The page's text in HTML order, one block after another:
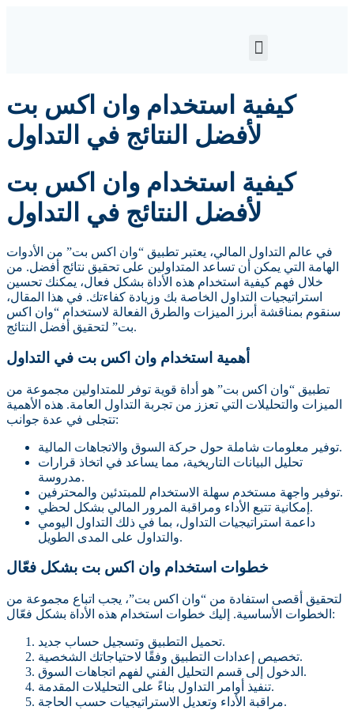
كيفية استخدام وان اكس بت
لأفضل النتائج في التداول
كيفية استخدام وان اكس بت
لأفضل النتائج في التداول
في عالم التداول المالي، يعتبر تطبيق “وان اكس بت” من الأدوات
الهامة التي يمكن أن تساعد المتداولين على تحقيق نتائج أفضل. من
خلال فهم كيفية استخدام هذه الأداة بشكل فعال، يمكنك تحسين
استراتيجيات التداول الخاصة بك وزيادة كفاءتك. في هذا المقال،
سنقوم بمناقشة أبرز الميزات والطرق الفعالة لاستخدام “وان اكس
بت” لتحقيق أفضل النتائج.
أهمية استخدام وان اكس بت في التداول
تطبيق “وان اكس بت” هو أداة قوية توفر للمتداولين مجموعة من
الميزات والتحليلات التي تعزز من تجربة التداول العامة. هذه الأهمية
تتجلى في عدة جوانب:
توفير معلومات شاملة حول حركة السوق والاتجاهات المالية.
تحليل البيانات التاريخية، مما يساعد في اتخاذ قرارات
مدروسة.
توفير واجهة مستخدم سهلة الاستخدام للمبتدئين والمحترفين.
إمكانية تتبع الأداء ومراقبة المرور المالي بشكل لحظي.
داعمة استراتيجيات التداول، بما في ذلك التداول اليومي
والتداول على المدى الطويل.
خطوات استخدام وان اكس بت بشكل فعّال
لتحقيق أقصى استفادة من “وان اكس بت”، يجب اتباع مجموعة من
الخطوات الأساسية. إليك خطوات استخدام هذه الأداة بشكل فعّال:
تحميل التطبيق وتسجيل حساب جديد.
تخصيص إعدادات التطبيق وفقًا لاحتياجاتك الشخصية.
الدخول إلى قسم التحليل الفني لفهم اتجاهات السوق.
تنفيذ أوامر التداول بناءً على التحليلات المقدمة.
مراقبة الأداء وتعديل الاستراتيجيات حسب الحاجة.